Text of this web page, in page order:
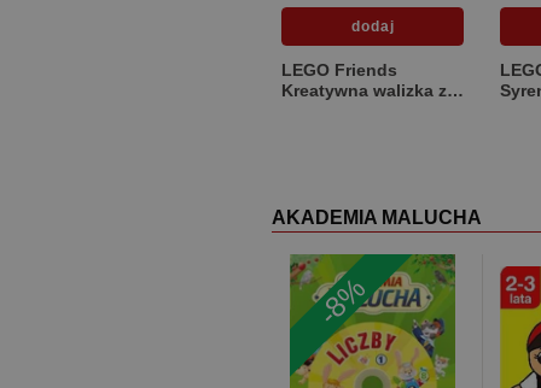
LEGO Friends
Kreatywna walizka z
AKADEMIA MALUCHA
-8%